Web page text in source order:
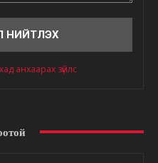
анхаарах зүйлс